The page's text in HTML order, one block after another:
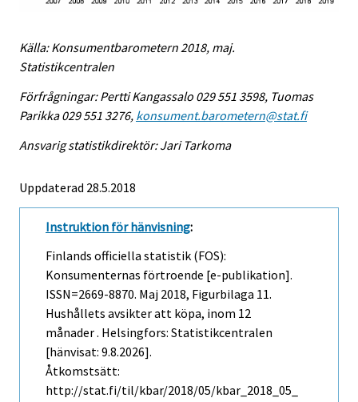
Källa: Konsumentbarometern 2018, maj.
Statistikcentralen
Förfrågningar: Pertti Kangassalo 029 551 3598, Tuomas
Parikka 029 551 3276, konsument.barometern@stat.fi
Ansvarig statistikdirektör: Jari Tarkoma
Uppdaterad 28.5.2018
Instruktion för hänvisning:
Finlands officiella statistik (FOS):
Konsumenternas förtroende [e-publikation].
ISSN=2669-8870. Maj 2018, Figurbilaga 11.
Hushållets avsikter att köpa, inom 12
månader . Helsingfors: Statistikcentralen
[hänvisat: 9.8.2026].
Åtkomstsätt:
http://stat.fi/til/kbar/2018/05/kbar_2018_05_